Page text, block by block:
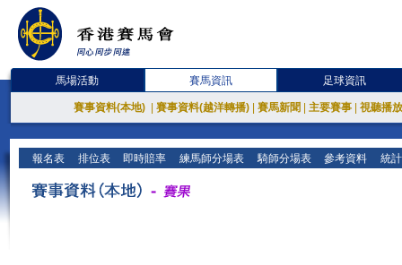
馬場活動 賽馬資訊 足球資訊
賽事資料(本地) 賽事資料(越洋轉播) 賽馬新聞 主要賽事 視聽播
報名表 排位表 即時賠率 練馬師分場表 騎師分場表 參考資料 統